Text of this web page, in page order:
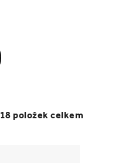
18 položek celkem